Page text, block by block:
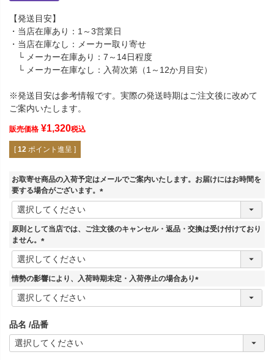
【発送目安】
・当店在庫あり：1～3営業日
・当店在庫なし：メーカー取り寄せ
└ メーカー在庫あり：7～14日程度
└ メーカー在庫なし：入荷次第（1～12か月目安）
※発送目安は参考情報です。実際の発送時期はご注文後に改めて
ご案内いたします。
販売価格 ¥1,320税込
[ 12 ポイント進呈 ]
お取寄せ商品の入荷予定はメールでご案内いたします。お届けにはお時間を
要する場合がございます。
(
須
原則として当店では、ご注文後のキャンセル・返品・交換は受け付けており
ません。
(
必
須
情勢の影響により、入荷時期未定・入荷停止の場合あり
(
品名 品番